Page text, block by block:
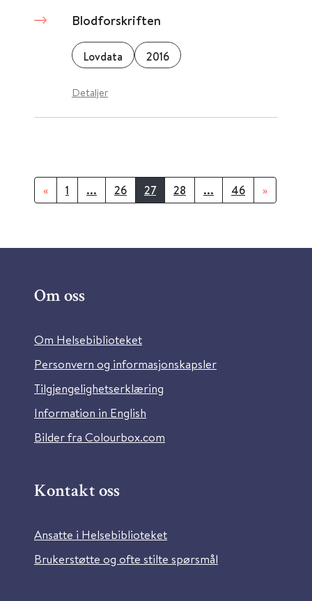
Blodforskriften
Lovdata 2016
Detaljer
« 1 ... 26 27 28 ... 46 »
Om oss
Om Helsebiblioteket
Personvern og informasjonskapsler
Tilgjengelighetserklæring
Information in English
Bilder fra Colourbox.com
Kontakt oss
Ansatte i Helsebiblioteket
Brukerstøtte og ofte stilte spørsmål